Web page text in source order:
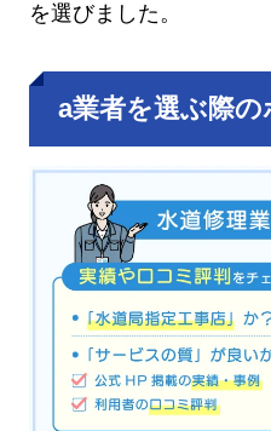
を選びました。
a業者を選ぶ際